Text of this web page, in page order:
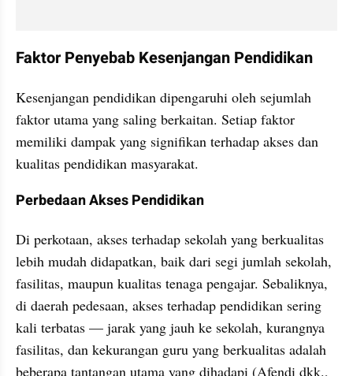
Faktor Penyebab Kesenjangan Pendidikan
Kesenjangan pendidikan dipengaruhi oleh sejumlah
faktor utama yang saling berkaitan. Setiap faktor
memiliki dampak yang signifikan terhadap akses dan
kualitas pendidikan masyarakat.
Perbedaan Akses Pendidikan
Di perkotaan, akses terhadap sekolah yang berkualitas
lebih mudah didapatkan, baik dari segi jumlah sekolah,
fasilitas, maupun kualitas tenaga pengajar. Sebaliknya,
di daerah pedesaan, akses terhadap pendidikan sering
kali terbatas — jarak yang jauh ke sekolah, kurangnya
fasilitas, dan kekurangan guru yang berkualitas adalah
beberapa tantangan utama yang dihadapi (Afendi dkk.,